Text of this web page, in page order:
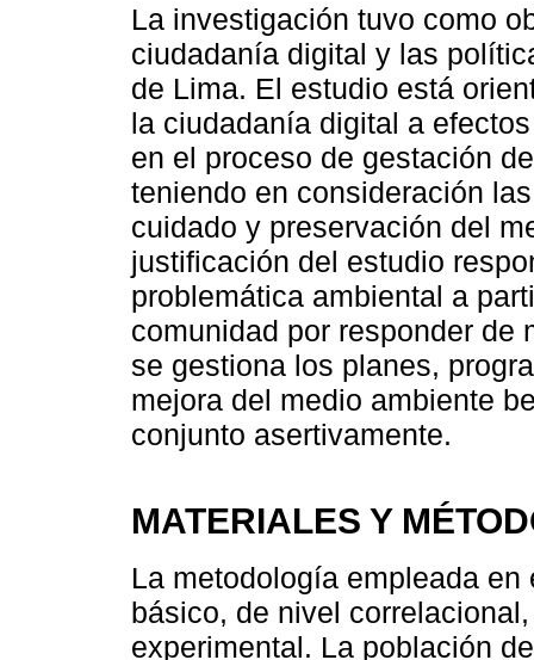
La investigación tuvo como
ciudadanía digital y las
de Lima. El estudio está
la ciudadanía digital a
en el proceso de gestación
teniendo en consideración
cuidado y preservación del
justificación del estudio
problemática ambiental a
comunidad por responder de
se gestiona los planes,
mejora del medio ambiente
conjunto asertivamente.
MATERIALES Y
La metodología empleada
básico, de nivel
experimental. La población